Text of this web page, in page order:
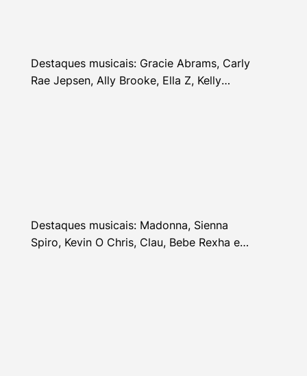
Destaques musicais: Gracie Abrams, Carly
Rae Jepsen, Ally Brooke, Ella Z, Kelly
Destaques musicais: Madonna, Sienna
Spiro, Kevin O Chris, Clau, Bebe Rexha e